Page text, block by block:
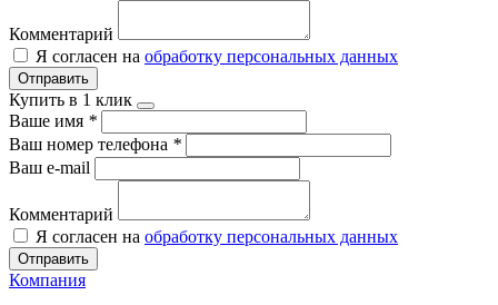
Комментарий
Я согласен на обработку персональных данных
Отправить
Купить в 1 клик
Ваше имя *
Ваш номер телефона *
Ваш e-mail
Комментарий
Я согласен на обработку персональных данных
Отправить
Компания